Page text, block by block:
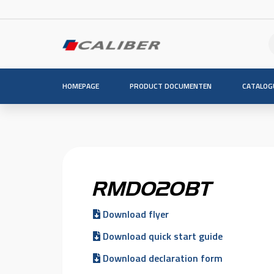
HOMEPAGE PRODUCT DOCUMENTEN
RMD020BT
Download flyer
Download quick start guide
Download declaration form